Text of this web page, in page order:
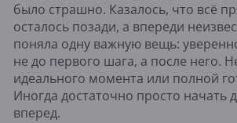
было страшно. Казалось, что всё
осталось позади, а впереди
поняла одну важную вещь:
не до первого шага, а после него.
идеального момента или полной
Иногда достаточно просто начать
вперед.